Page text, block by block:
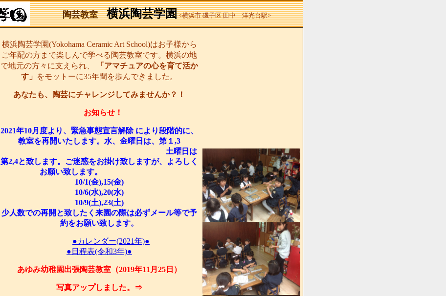
陶芸教室 横浜陶芸学園 <横浜市 磯子区 田中 洋光台駅>
横浜陶芸学園(Yokohama Ceramic Art School)はお子様から
ご年配の方まで楽しんで学べる陶芸教室です。横浜の地
で地元の方々に支えられ、
「アマチュアの心を育て活か
す」
をモットーに35年間を歩んできました。
あなたも、陶芸にチャレンジしてみませんか？！
お知らせ！
2021年10月度より、緊急事態宣言解除 により段階的に、
教室を再開いたします。水、金曜日は、第１,3
土曜日は
第2,4と致します。ご迷惑をお掛け致しますが、よろしく
お願い致します。
10/1(金),15(金)
10/6(水),20(水)
10/9(土),23(土)
少人数での再開と致したく来園の際は必ずメール等で予
約をお願い致します。
●カレンダー(2021年)●
●日程表(令和3年)●
あゆみ幼稚園出張陶芸教室（2019年11月25日）
写真アップしました。⇒